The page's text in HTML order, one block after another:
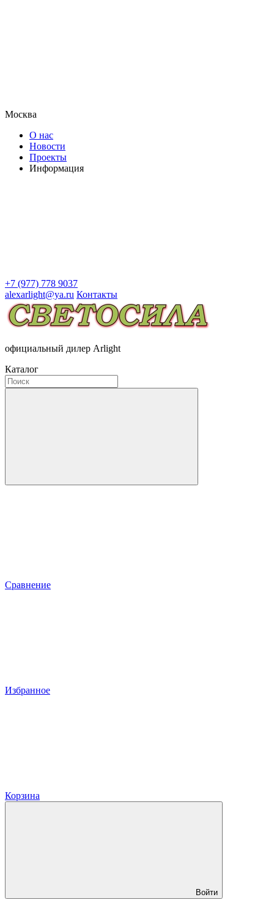
Москва
О нас
Новости
Проекты
Информация
+7 (977) 778 9037
alexarlight@ya.ru Контакты
официальный дилер Arlight
Каталог
Сравнение
Избранное
Корзина
Войти